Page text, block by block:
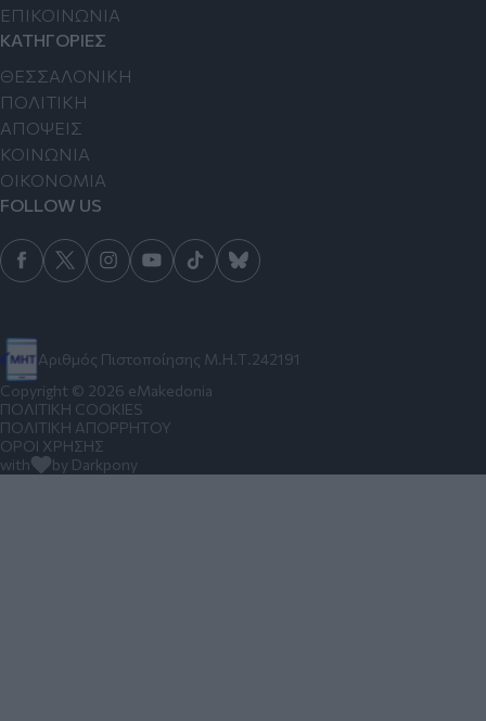
Αριθμός Πιστοποίησης Μ.Η.Τ.242191
ΕΠΙΚΟΙΝΩΝΙΑ
ΚΑΤΗΓΟΡΙΕΣ
ΘΕΣΣΑΛΟΝΙΚΗ
ΠΟΛΙΤΙΚΗ
ΑΠΟΨΕΙΣ
ΚΟΙΝΩΝΙΑ
ΟΙΚΟΝΟΜΙΑ
FOLLOW US
Copyright © 2026 eMakedonia
ΠΟΛΙΤΙΚΗ COOKIES
ΠΟΛΙΤΙΚΗ ΑΠΟΡΡΗΤΟΥ
ΟΡΟΙ ΧΡΗΣΗΣ
with
by Darkpony